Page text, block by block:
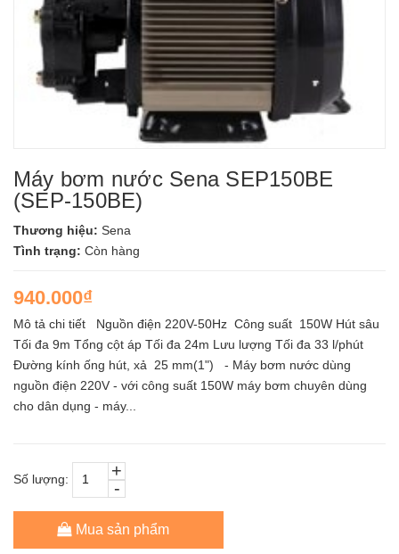
Máy bơm nước Sena SEP150BE
(SEP-150BE)
Thương hiệu: Sena
Tình trạng: Còn hàng
940.000₫
Mô tả chi tiết Nguồn điện 220V-50Hz Công suất 150W Hút sâu
Tối đa 9m Tổng cột áp Tối đa 24m Lưu lượng Tối đa 33 l/phút
Đường kính ống hút, xả 25 mm(1") - Máy bơm nước dùng
nguồn điện 220V - với công suất 150W máy bơm chuyên dùng
cho dân dụng - máy...
Số lượng: -
+
Mua sản phẩm